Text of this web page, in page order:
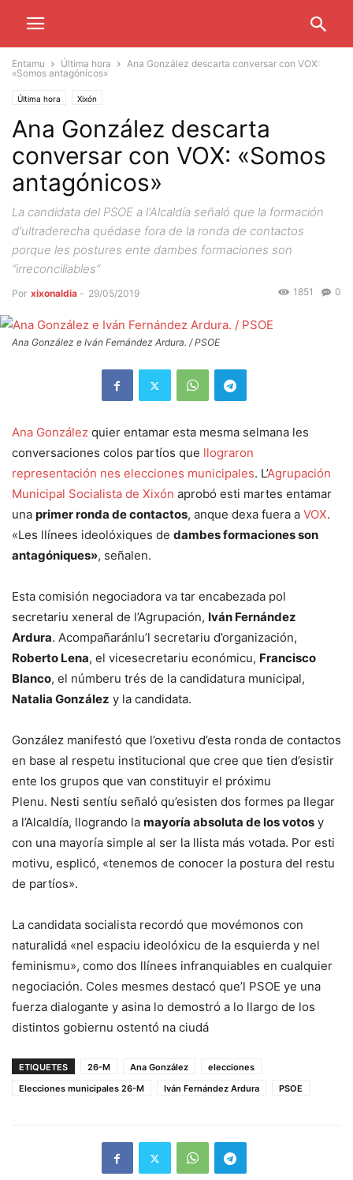
Entamu Última hora
Ana González descarta conversar con VOX:
«Somos antagónicos»
Última hora Xixón
Ana González descarta
conversar con VOX: «Somos
antagónicos»
La candidata del PSOE a l'Alcaldía señaló que la formación
d'ultraderecha quédase fora de la ronda de contactos
porque les postures ente dambes formaciones son
“irreconciliables”
Por xixonaldia - 29/05/2019 0
1851
Ana González e Iván Fernández Ardura. / PSOE
Ana González quier entamar esta mesma selmana les
conversaciones colos partíos que llograron
representación nes elecciones municipales. L’Agrupación
Municipal Socialista de Xixón aprobó esti martes entamar
una primer ronda de contactos, anque dexa fuera a VOX.
«Les llínees ideolóxiques de dambes formaciones son
antagóniques», señalen.
Esta comisión negociadora va tar encabezada pol
secretariu xeneral de l’Agrupación, Iván Fernández
Ardura. Acompañaránlu’l secretariu d’organización,
Roberto Lena, el vicesecretariu económicu, Francisco
Blanco, el númberu trés de la candidatura municipal,
Natalia González y la candidata.
González manifestó que l’oxetivu d’esta ronda de contactos
en base al respetu institucional que cree que tien d’esistir
ente los grupos que van constituyir el próximu
Plenu. Nesti sentíu señaló qu’esisten dos formes pa llegar
a l’Alcaldía, llogrando la mayoría absoluta de los votos y
con una mayoría simple al ser la llista más votada. Por esti
motivu, esplicó, «tenemos de conocer la postura del restu
de partíos».
La candidata socialista recordó que movémonos con
naturalidá «nel espaciu ideolóxicu de la esquierda y nel
feminismu», como dos llínees infranquiables en cualquier
negociación. Coles mesmes destacó que’l PSOE ye una
fuerza dialogante y asina lo demostró a lo llargo de los
distintos gobiernu ostentó na ciudá
ETIQUETES 26-M Ana González
elecciones
Elecciones municipales 26-M
Iván Fernández Ardura PSOE